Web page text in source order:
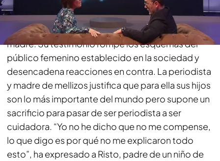
Una de las polémicas más recientes de Samanta
Villar ha sido la revolución sobre el papel de ser
madre. Su testimonio rompe los esquemas del
público femenino establecido en la sociedad y
desencadena reacciones en contra. La periodista
y madre de mellizos justifica que para ella sus hijos
son lo más importante del mundo pero supone un
sacrificio para pasar de ser periodista a ser
cuidadora. “Yo no he dicho que no me compense,
lo que digo es por qué no me explicaron todo
esto”, ha expresado a Risto, padre de un niño de